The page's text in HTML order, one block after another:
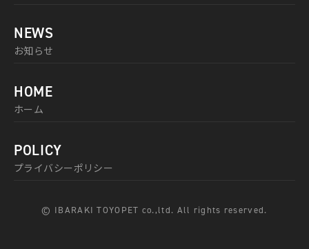
NEWS
お知らせ
HOME
ホーム
POLICY
プライバシーポリシー
© IBARAKI TOYOPET co.,ltd. All rights reserved.